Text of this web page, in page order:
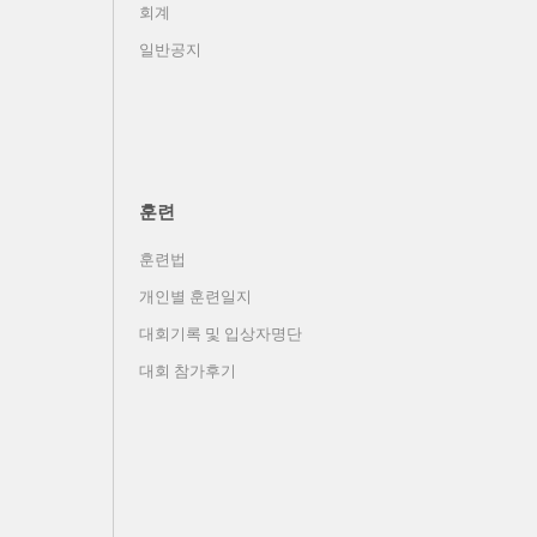
회계
일반공지
훈련
훈련법
개인별 훈련일지
대회기록 및 입상자명단
대회 참가후기